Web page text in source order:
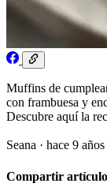
Muffins de
con frambuesa y
Descubre aquí la
Seana · hace 9 años
Compartir artículo